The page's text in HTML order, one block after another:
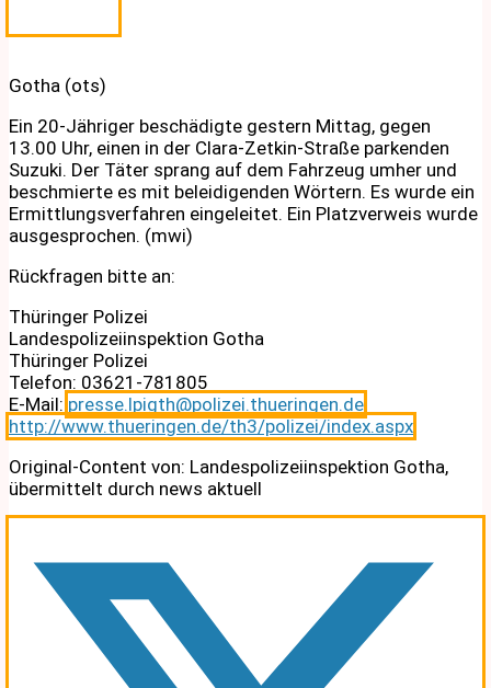
Gotha (ots)
Ein 20-Jähriger beschädigte gestern Mittag, gegen
13.00 Uhr, einen in der Clara-Zetkin-Straße parkenden
Suzuki. Der Täter sprang auf dem Fahrzeug umher und
beschmierte es mit beleidigenden Wörtern. Es wurde ein
Ermittlungsverfahren eingeleitet. Ein Platzverweis wurde
ausgesprochen. (mwi)
Rückfragen bitte an:
Thüringer Polizei
Landespolizeiinspektion Gotha
Thüringer Polizei
Telefon: 03621-781805
E-Mail: presse.lpigth@polizei.thueringen.de
http://www.thueringen.de/th3/polizei/index.aspx
Original-Content von: Landespolizeiinspektion Gotha,
übermittelt durch news aktuell